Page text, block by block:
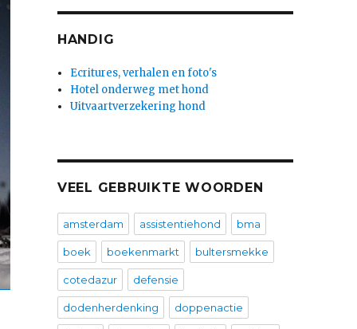
HANDIG
Ecritures, verhalen en foto's
Hotel onderweg met hond
Uitvaartverzekering hond
VEEL GEBRUIKTE WOORDEN
amsterdam assistentiehond bma
boek boekenmarkt bultersmekke
cotedazur defensie
dodenherdenking doppenactie